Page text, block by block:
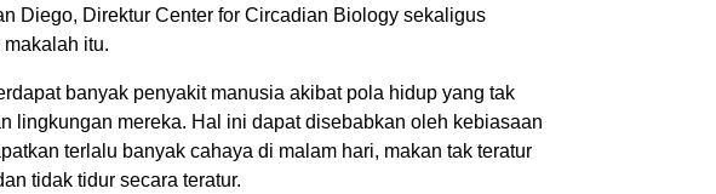
Diego, Direktur Center for Circadian Biology sekaligus
itu.
banyak penyakit manusia akibat pola hidup yang tak
lingkungan mereka. Hal ini dapat disebabkan oleh kebiasaan
terlalu banyak cahaya di malam hari, makan tak teratur
tidak tidur secara teratur.